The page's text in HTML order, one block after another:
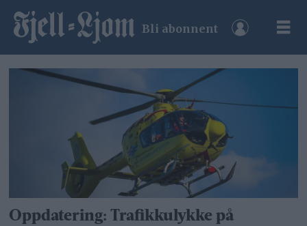
Bli abonnent
Tag:
Oppdatering: Trafikkulykke på